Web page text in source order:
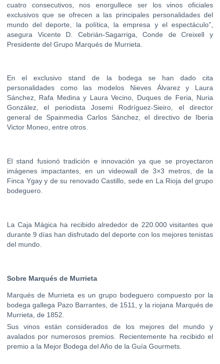
cuatro consecutivos, nos enorgullece ser los vinos oficiales
exclusivos que se ofrecen a las principales personalidades del
mundo del deporte, la política, la empresa y el espectáculo”,
asegura Vicente D. Cebrián-Sagarriga, Conde de Creixell y
Presidente del Grupo Marqués de Murrieta.
En el exclusivo stand de la bodega se han dado cita
personalidades como las modelos Nieves Álvarez y Laura
Sánchez, Rafa Medina y Laura Vecino, Duques de Feria, Nuria
González, el periodista Josemi Rodríguez-Sieiro, el director
general de Spainmedia Carlos Sánchez, el directivo de Iberia
Victor Moneo, entre otros.
El stand fusionó tradición e innovación ya que se proyectaron
imágenes impactantes, en un videowall de 3×3 metros, de la
Finca Ygay y de su renovado Castillo, sede en La Rioja del grupo
bodeguero.
La Caja Mágica ha recibido alrededor de 220.000 visitantes que
durante 9 días han disfrutado del deporte con los mejores tenistas
del mundo.
Sobre Marqués de Murrieta
Marqués de Murrieta es un grupo bodeguero compuesto por la
bodega gallega Pazo Barrantes, de 1511, y la riojana Marqués de
Murrieta, de 1852.
Sus vinos están considerados de los mejores del mundo y
avalados por numerosos premios. Recientemente ha recibido el
premio a la Mejor Bodega del Año de la Guía Gourmets.